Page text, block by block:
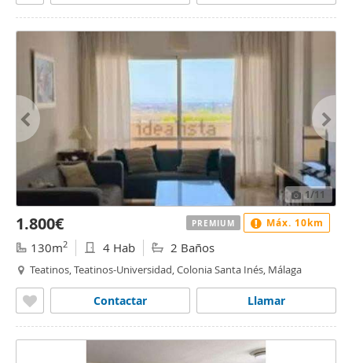
1/11
1.800€
130m2 4 Hab 2 Baños
Teatinos, Teatinos-Universidad, Colonia Santa Inés, Málaga
Llamar
Contactar
PREMIUM Máx. 10km